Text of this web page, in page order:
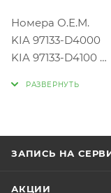
Номера О.Е.М.
KIA 97133-D4000
KIA 97133-D4100
ЗАПИСЬ НА
АКЦИИ